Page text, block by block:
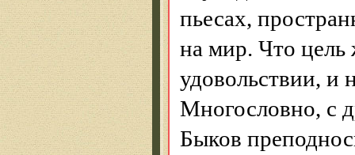
пьесах,
на мир. Что цель
удовольствии, и
Многословно, с
Быков